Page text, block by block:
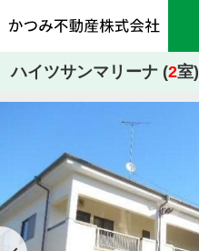
ハイツサンマリーナ (2室)